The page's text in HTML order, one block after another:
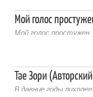
троллейбус поехал и
однажды в полночь
светится огнями,
Мой голос
Мой голос простужен,
Тае Зори
В давние годы